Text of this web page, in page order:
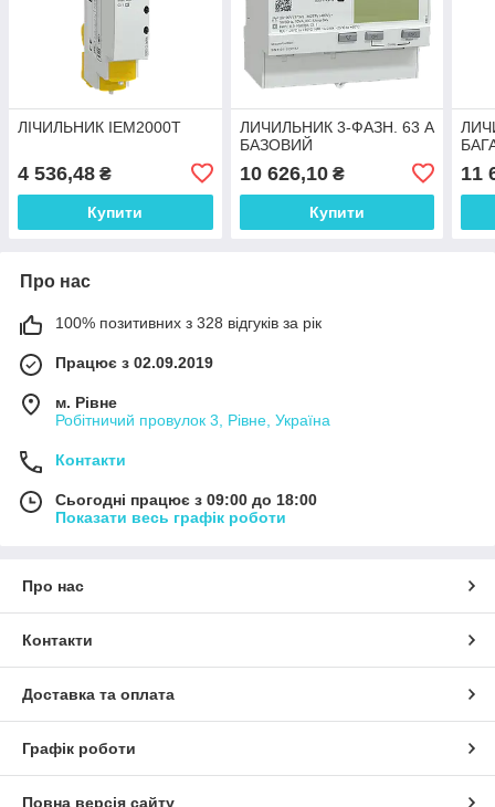
ЛІЧИЛЬНИК IEM2000T
4 536,48 ₴
Купити
ЛИЧИЛЬНИК 3-ФАЗН. 63 А
БАЗОВИЙ
10 626,10₴
Купити
11
Про нас
100% позитивних з 328 відгуків за рік
Працює з 02.09.2019
м. Рівне
Робітничий провулок 3, Рівне, Україна
Контакти
Сьогодні працює з 09:00 до 18:00
Показати весь графік роботи
Про нас
Контакти
Доставка та оплата
Графік роботи
Повна версія сайту